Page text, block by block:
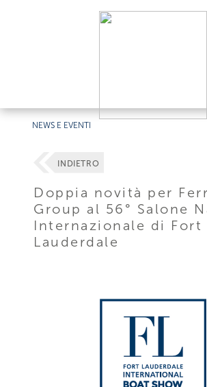
NEWS E EVENTI
INDIETRO
Doppia novità per
Group al 56° Salone
Internazionale di Fort
Lauderdale